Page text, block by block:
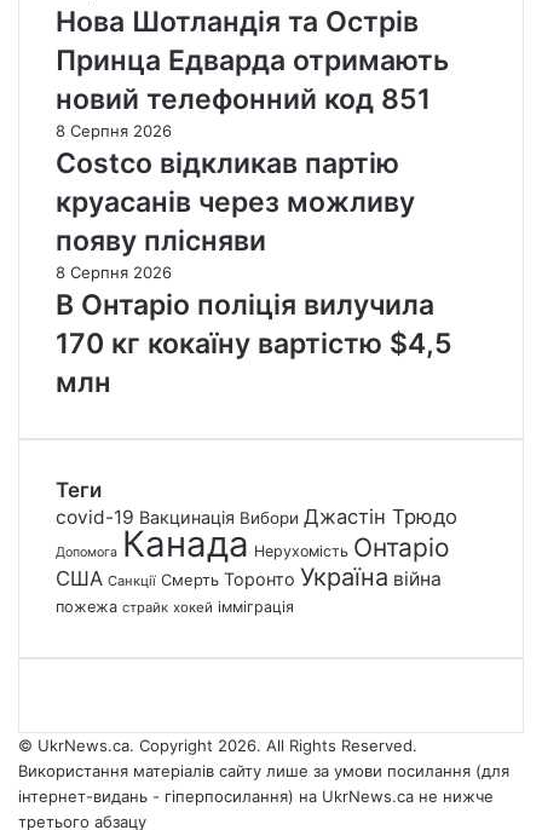
Нова Шотландія та Острів
Принца Едварда отримають
новий телефонний код 851
8 Серпня 2026
Costco відкликав партію
круасанів через можливу
появу плісняви
8 Серпня 2026
В Онтаріо поліція вилучила
170 кг кокаїну вартістю $4,5
млн
Теги
covid-19 Вакцинація Вибори Джастін Трюдо
Допомога Канада Нерухомість Онтаріо
США Санкції Смерть Торонто Україна війна
пожежа страйк хокей імміграція
© UkrNews.ca. Copyright 2026. All Rights Reserved.
Використання матеріалів сайту лише за умови посилання (для
інтернет-видань - гіперпосилання) на UkrNews.ca не нижче
третього абзацу